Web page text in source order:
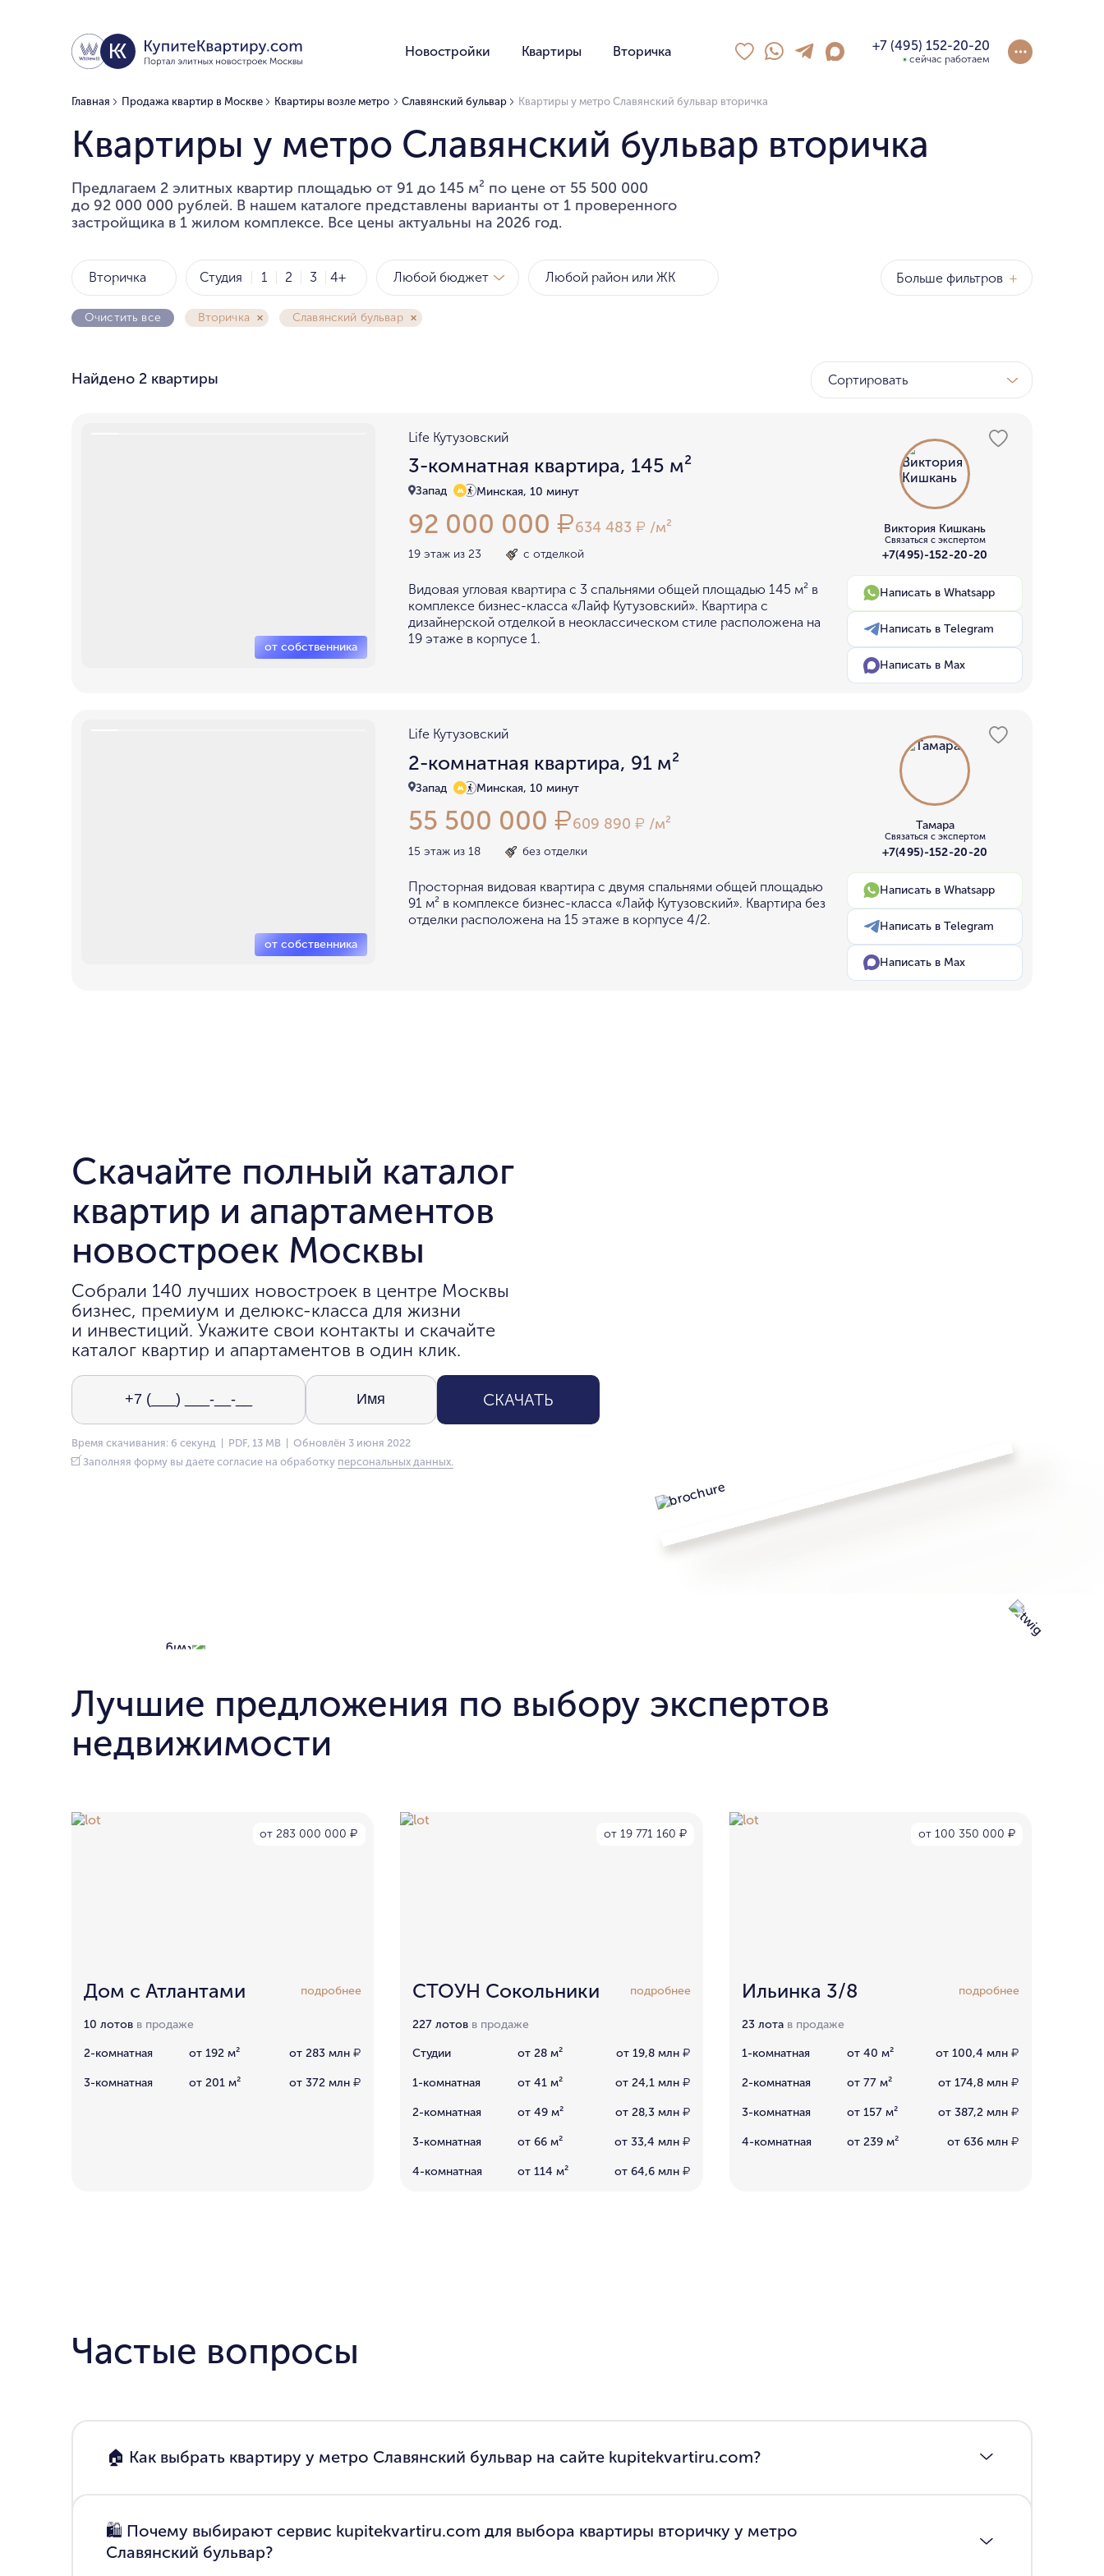
Новостройки Квартиры Вторичка +7 (495) 152-20-20
сейчас работаем
Главная Продажа квартир в Москве Квартиры возле метро Славянский бульвар Квартиры у метро Славянский бульвар вторичка
Квартиры у метро Славянский бульвар вторичка
Предлагаем 2 элитных квартир площадью от 91 до 145 м² по цене от 55 500 000
до 92 000 000 рублей. В нашем каталоге представлены варианты от 1 проверенного
застройщика в 1 жилом комплексе. Все цены актуальны на 2026 год.
Вторичка Студия 1 2 3 4+ Любой бюджет
мин. цена
до 15 миллионов 15-30 миллионов
30-50 миллионов 50-70 миллионов
70-100 миллионов от 100 миллионов
на Патриарших на Чистых
в Долине реки Сетунь
внутри Садового Кольца
Больше фильтров +
Очистить все Вторичка Славянский бульвар
Найдено 2 квартиры Сортировать
Life Кутузовский
3-комнатная квартира, 145 м²
Запад Минская, 10 минут
92 000 000 ₽634 483 ₽ /м²
19 этаж из 23 с отделкой
Видовая угловая квартира с 3 спальнями общей площадью 145 м² в
комплексе бизнес-класса «Лайф Кутузовский». Квартира с
дизайнерской отделкой в неоклассическом стиле расположена на
19 этаже в корпусе 1.
Виктория Кишкань
Связаться с экспертом
+7(495)-152-20-20
Написать в Whatsapp
Написать в Telegram
Написать в Max
Life Кутузовский
2-комнатная квартира, 91 м²
Запад Минская, 10 минут
55 500 000 ₽609 890 ₽ /м²
15 этаж из 18 без отделки
Просторная видовая квартира с двумя спальнями общей площадью
91 м² в комплексе бизнес-класса «Лайф Кутузовский». Квартира без
отделки расположена на 15 этаже в корпусе 4/2.
Тамара
Связаться с экспертом
+7(495)-152-20-20
Написать в Whatsapp
Написать в Telegram
Написать в Max
Скачайте полный каталог
квартир и апартаментов
новостроек Москвы
Собрали 140 лучших новостроек в центре Москвы
бизнес, премиум и делюкс-класса для жизни
и инвестиций. Укажите свои контакты и скачайте
каталог квартир и апартаментов в один клик.
СКАЧАТЬ
Время скачивания: 6 секунд | PDF, 13 MB | Обновлён 3 июня 2022
Заполняя форму вы даете согласие на обработку персональных данных.
Лучшие предложения по выбору экспертов
недвижимости
от 283 000 000₽
Дом с Атлантами подробнее
10 лотов в продаже
2-комнатная от 192 м² от 283 млн₽
3-комнатная от 201 м² от 372 млн₽
от 19 771 160 ₽
СТОУН Сокольники подробнее
227 лотов в продаже
Студии от 28 м² от 19,8 млн ₽
1-комнатная от 41 м² от 24,1 млн ₽
2-комнатная от 49 м² от 28,3 млн ₽
3-комнатная от 66 м² от 33,4 млн ₽
4-комнатная от 114 м² от 64,6 млн ₽
от 100 350 000 ₽
Ильинка 3/8 подробнее
23 лота в продаже
1-комнатная от 40 м² от 100,4 млн ₽
2-комнатная от 77 м² от 174,8 млн ₽
3-комнатная от 157 м² от 387,2 млн ₽
4-комнатная от 239 м² от 636 млн ₽
Частые вопросы
🏠 Как выбрать квартиру у метро Славянский бульвар на сайте kupitekvartiru.com?
🛍 Почему выбирают сервис kupitekvartiru.com для выбора квартиры вторичку у метро
Славянский бульвар?